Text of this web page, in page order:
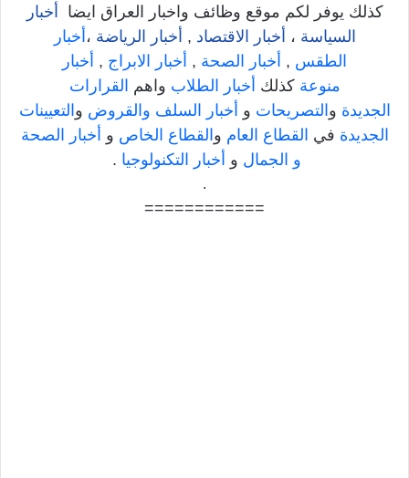
كذلك يوفر لكم موقع وظائف واخبار العراق ايضا أخبار
السياسة ، أخبار الاقتصاد , أخبار الرياضة ،أخبار
الطقس , أخبار الصحة , أخبار الابراج , أخبار
منوعة كذلك أخبار الطلاب واهم القرارات
الجديدة والتصريحات و أخبار السلف والقروض والتعيينات
الجديدة في القطاع العام والقطاع الخاص و أخبار الصحة
و الجمال و أخبار التكنولوجيا .
.
============